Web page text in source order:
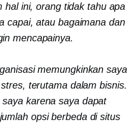
hal ini, orang tidak tahu apa
capai, atau bagaimana dan
mencapainya.
memungkinkan saya
terutama dalam bisnis.
karena saya dapat
opsi berbeda di situs